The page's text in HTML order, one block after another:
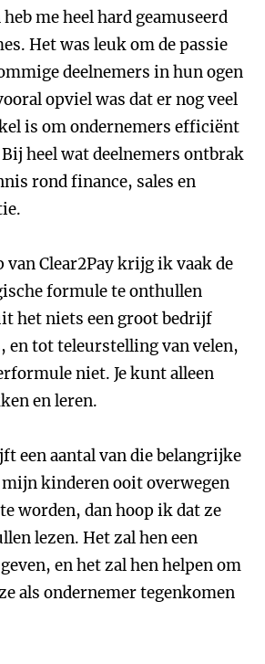
me heel hard geamuseerd
Het was leuk om de passie
deelnemers in hun ogen
opviel was dat er nog veel
is om ondernemers efficiënt
heel wat deelnemers ontbrak
rond finance, sales en
van Clear2Pay krijg ik vaak de
formule te onthullen
het niets een groot bedrijf
en tot teleurstelling van velen,
niet. Je kunt alleen
en leren.
een aantal van die belangrijke
kinderen ooit overwegen
worden, dan hoop ik dat ze
lezen. Het zal hen een
en het zal hen helpen om
als ondernemer tegenkomen